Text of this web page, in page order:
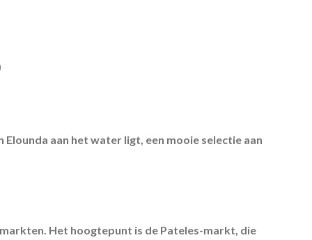
aan het water ligt, een mooie selectie aan
Het hoogtepunt is de Pateles-markt, die